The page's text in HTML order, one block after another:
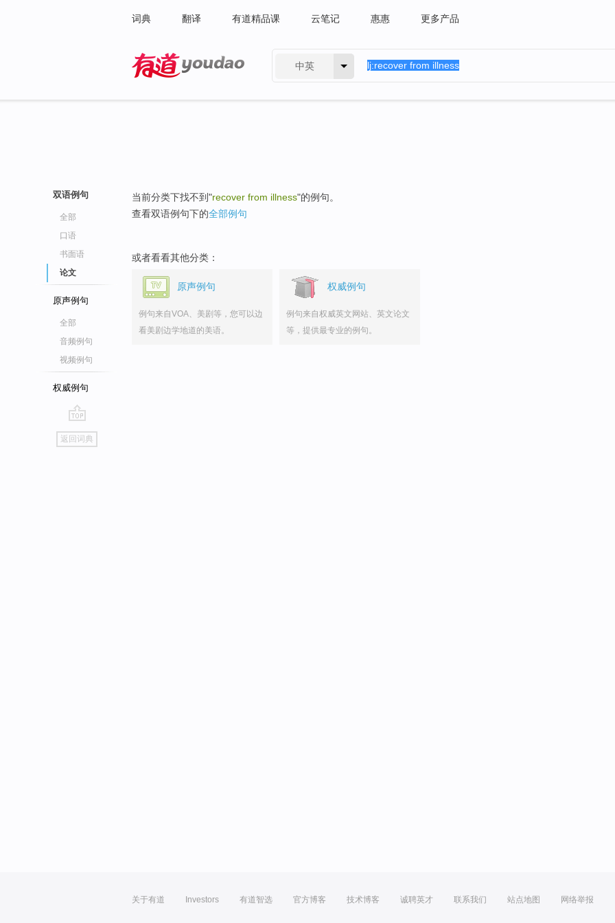
词典 翻译 有道精品课 云笔记 惠惠 更多产品
中英
双语例句
全部
口语
书面语
论文
原声例句
全部
音频例句
视频例句
权威例句
go
top
返回词典
当前分类下找不到"recover from illness"的例句。
查看双语例句下的全部例句
或者看看其他分类：
原声例句
例句来自VOA、美剧等，您可以边
看美剧边学地道的美语。
权威例句
例句来自权威英文网站、英文论文
等，提供最专业的例句。
关于有道 Investors 有道智选 官方博客 技术博客 诚聘英才 联系我们 站点地图 网络举报